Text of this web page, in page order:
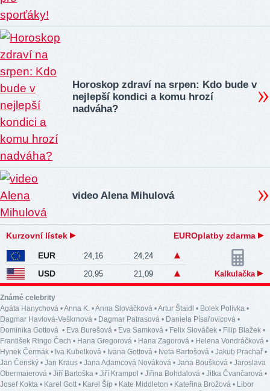
Horoskop zdraví na srpen: Kdo bude v
nejlepší kondici a komu hrozí
nadváha?
video Alena Mihulová
Kurzovní lístek EUROplatby zdarma
EUR 24,16 24,24
USD 20,95 21,09 Kalkulačka
Známé celebrity
Agáta Hanychová •Anna K. •Anna Slováčková •Artur Štaidl • Bolek Polívka •
Dagmar Havlová-Veškrnová • Dagmar Patrasová • Daniela Písařovicová •
Dominika Gottová • Eva Burešová • Eva Samková • Felix Slováček • Filip Blažek •
František Ringo Čech • Hana Gregorová • Hana Zagorová • Helena Vondráčková •
Hynek Čermák • Iva Kubelková • Ivana Gottová • Iveta Bartošová • Jakub Prachař •
Jan Čenský • Jan Kraus • Jana Adamcová Nováková • Jana Boušková • Jaroslava
Obermaierová • Jiří Bartoška • Jiří Krampol • Jiřina Bohdalová • Jitka Čvančarová •
Josef Kokta • Karel Gott• Karel Šíp • Kate Middleton • Kateřina Brožová • Libor